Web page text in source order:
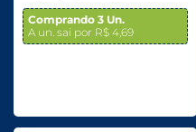
Comprando 3 Un.
A un. sai por R$ 4,69